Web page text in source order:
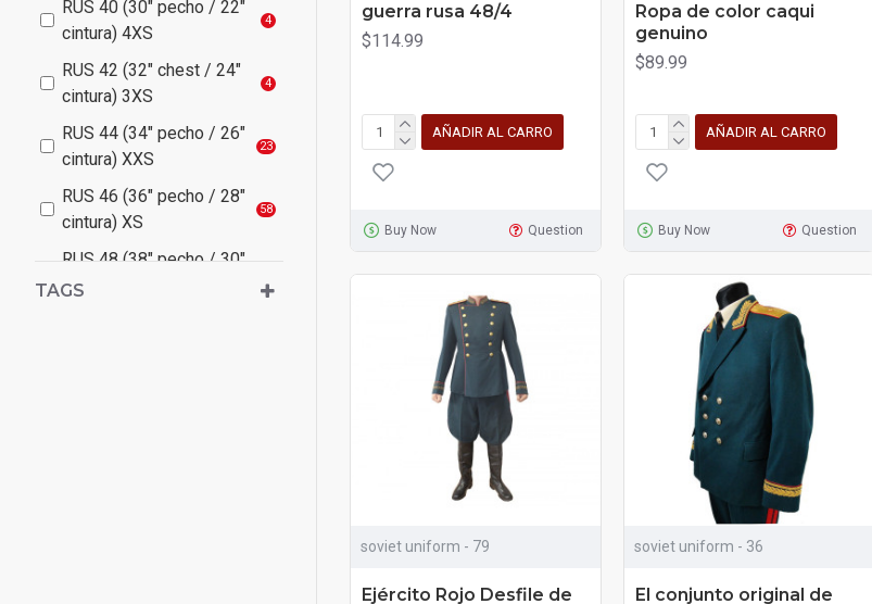
RUS 40 (30" pecho / 22"
cintura) 4XS
4
RUS 42 (32" chest / 24"
cintura) 3XS
4
RUS 44 (34" pecho / 26"
cintura) XXS
23
RUS 46 (36" pecho / 28"
cintura) XS
58
RUS 48 (38" pecho / 30"
cintura) S
TAGS
guerra rusa 48/4
$114.99
AÑADIR AL CARRO
Buy Now Question
Ropa de color caqui
genuino
$89.99
AÑADIR AL CARRO
Buy Now Question
soviet uniform - 79
Ejército Rojo Desfile de
soviet uniform - 36
El conjunto original de